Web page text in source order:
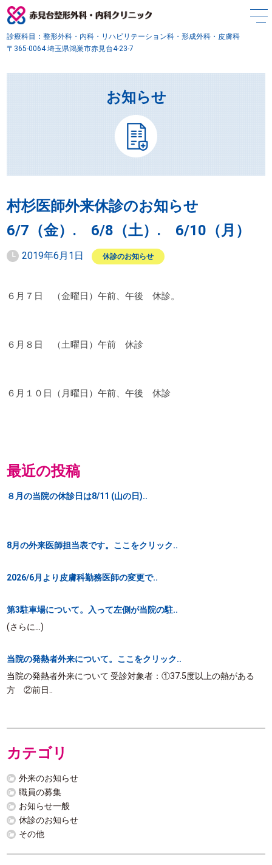
診療科目：整形外科・内科・リハビリテーション科・形成外科・皮膚科
〒365-0064 埼玉県鴻巣市赤見台4-23-7
お知らせ
村杉医師外来休診のお知らせ
6/7（金）. 6/8（土）. 6/10（月）
2019年6月1日 休診のお知らせ
６月７日 （金曜日）午前、午後 休診。
６月８日 （土曜日）午前 休診
６月１０日（月曜日）午前、午後 休診
最近の投稿
８月の当院の休診日は8/11 (山の日)..
8月の外来医師担当表です。ここをクリック..
2026/6月より皮膚科勤務医師の変更で..
第3駐車場について。入って左側が当院の駐..
(さらに…)
当院の発熱者外来について。ここをクリック..
当院の発熱者外来について 受診対象者：①37.5度以上の熱がある
方 ②前日..
カテゴリ
外来のお知らせ
職員の募集
お知らせ一般
休診のお知らせ
その他